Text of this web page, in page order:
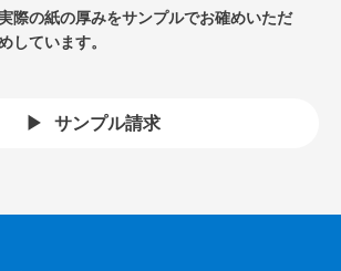
際の紙の厚みをサンプルでお確めいただ
しています。
サンプル請求